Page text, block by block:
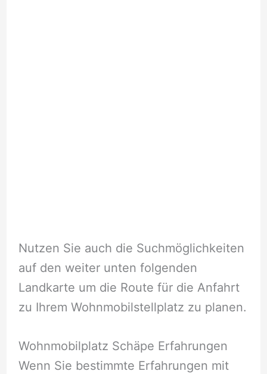
Nutzen Sie auch die Suchmöglichkeiten
auf den weiter unten folgenden
Landkarte um die Route für die Anfahrt
zu Ihrem Wohnmobilstellplatz zu planen.
Wohnmobilplatz Schäpe Erfahrungen
Wenn Sie bestimmte Erfahrungen mit